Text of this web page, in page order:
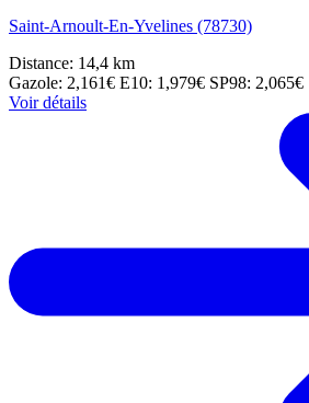
Saint-Arnoult-En-Yvelines (78730)
Distance: 14,4 km
Gazole: 2,161€ E10: 1,979€ SP98: 2,065€
Voir détails